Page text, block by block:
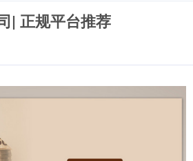
| 正规平台推荐